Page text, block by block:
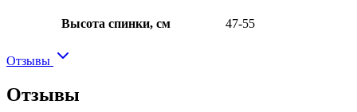
Высота спинки, см 47-55
Отзывы
Отзывы